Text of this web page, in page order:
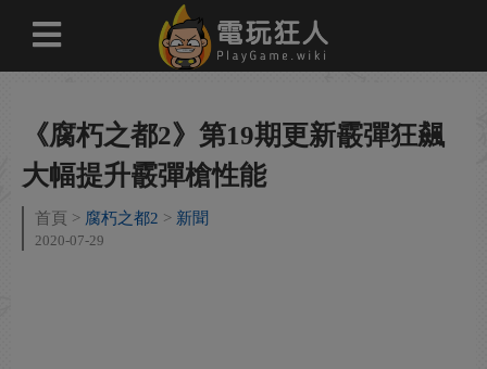
《腐朽之都2》第19期更新霰彈狂飆
大幅提升霰彈槍性能
首頁 腐朽之都2 新聞
2020-07-29